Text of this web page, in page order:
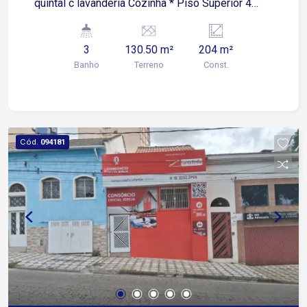
quintal c lavanderia Cozinha * Piso Superior 4
possuem pia não tem garagem Testada : 8,70 m
A/C: 204 m
3
Banho
130.50 m²
Terreno
204 m²
Const.
Cód. 094181